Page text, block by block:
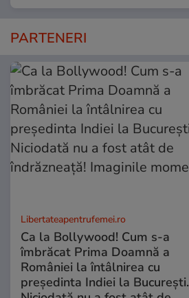
PARTENERI
Libertateapentrufemei.ro
Ca la Bollywood! Cum s-a
îmbrăcat Prima Doamnă a
României la întâlnirea cu
președinta Indiei la București.